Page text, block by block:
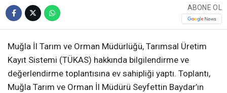
ABONE OL
Muğla İl Tarım ve Orman Müdürlüğü, Tarımsal Üretim
Kayıt Sistemi (TÜKAS) hakkında bilgilendirme ve
değerlendirme toplantısına ev sahipliği yaptı. Toplantı,
Muğla Tarım ve Orman İl Müdürü Seyfettin Baydar’ın